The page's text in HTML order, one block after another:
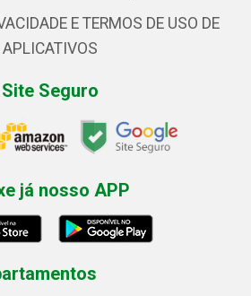
E TERMOS DE USO DE
APLICATIVOS
Site Seguro
já nosso APP